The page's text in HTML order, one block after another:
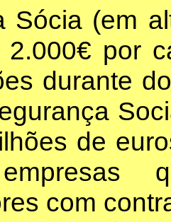
Sócia (em
2.000€ por
durante
de
com